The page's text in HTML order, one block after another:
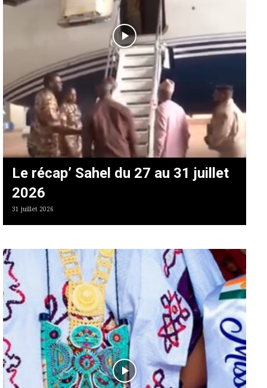
Le récap’ Sahel du 27 au 31 juillet
2026
31 juillet 2026